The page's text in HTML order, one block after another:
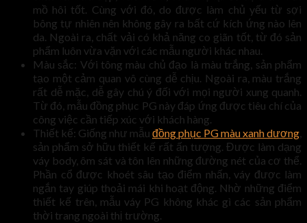
mồ hôi tốt. Cùng với đó, do được làm chủ yếu từ sợi
bông tự nhiên nên không gây ra bất cứ kích ứng nào lên
da. Ngoài ra, chất vải có khả năng co giãn tốt, từ đó sản
phẩm luôn vừa vặn với các mẫu người khác nhau.
Màu sắc: Với tông màu chủ đạo là màu trắng, sản phẩm
tạo một cảm quan vô cùng dễ chịu. Ngoài ra, màu trắng
rất dễ mặc, dễ gây chú ý đối với mọi người xung quanh.
Từ đó, mẫu đồng phục PG này đáp ứng được tiêu chí của
công việc cần tiếp xúc với khách hàng.
Thiết kế: Giống như mẫu đồng phục PG màu xanh dương
sản phẩm sở hữu thiết kế rất ấn tượng. Được làm dạng
váy body, ôm sát và tôn lên những đường nét của cơ thể.
Phần cổ được khoét sâu tạo điểm nhấn, váy được làm
ngắn tay giúp thoải mái khi hoạt động. Nhờ những điểm
thiết kế trên, mẫu váy PG không khác gì các sản phẩm
thời trang ngoài thị trường.